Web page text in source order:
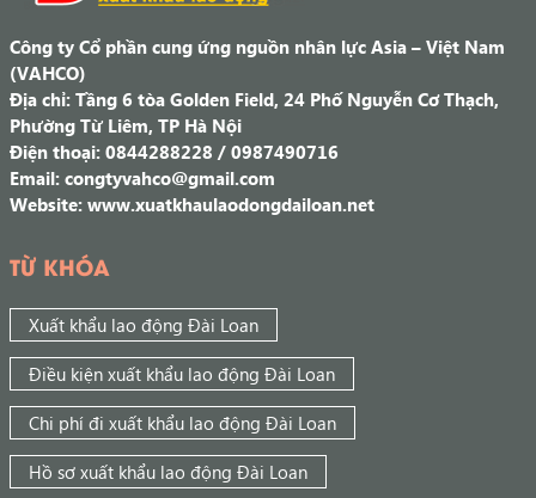
Công ty Cổ phần cung ứng nguồn nhân lực Asia – Việt Nam
(VAHCO)
Địa chỉ: Tầng 6 tòa Golden Field, 24 Phố Nguyễn Cơ Thạch,
Phường Từ Liêm, TP Hà Nội
Điện thoại: 0844288228 / 0987490716
Email: congtyvahco@gmail.com
Website: www.xuatkhaulaodongdailoan.net
TỪ KHÓA
Xuất khẩu lao động Đài Loan
Điều kiện xuất khẩu lao động Đài Loan
Chi phí đi xuất khẩu lao động Đài Loan
Hồ sơ xuất khẩu lao động Đài Loan